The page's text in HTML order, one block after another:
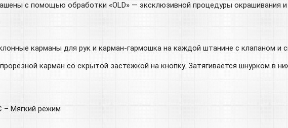
с помощью обработки «OLD» — эксклюзивной процедуры окрашивания
карманы для рук и карман-гармошка на каждой штанине с клапаном и
карман со скрытой застежкой на кнопку. Затягивается шнурком в
– Мягкий режим